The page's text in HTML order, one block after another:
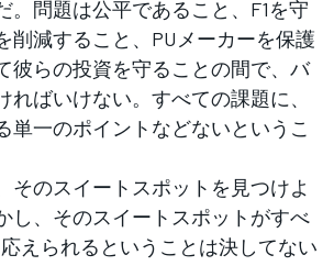
。問題は公平であること、F1を守
削減すること、PUメーカーを保護
彼らの投資を守ることの間で、バ
ればいけない。すべての課題に、
単一のポイントなどないというこ
そのスイートスポットを見つけよ
し、そのスイートスポットがすべ
えられるということは決してない